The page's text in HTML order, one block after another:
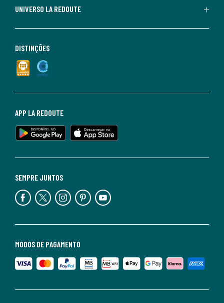
UNIVERSO LA REDOUTE
MODOS DE PAGAMENTO
SEMPRE JUNTOS
APP LA REDOUTE
DISTINÇÕES